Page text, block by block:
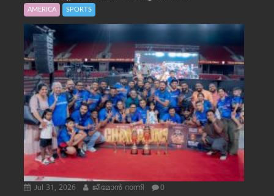
AMERICA SPORTS
Jul 31, 2026 ജീമോന്‍ റാന്നി 0